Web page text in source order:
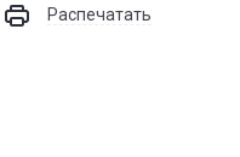
Распечатать